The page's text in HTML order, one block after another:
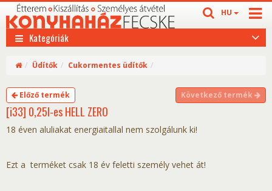
HU
Kategóriák
Üdítők Cukormentes üdítők
Előző termék Következő termék
[i33] 0,25l-es HELL ZERO
18 éven aluliakat energiaitallal nem szolgálunk ki!
Ezt a terméket csak 18 év feletti személy vehet át!